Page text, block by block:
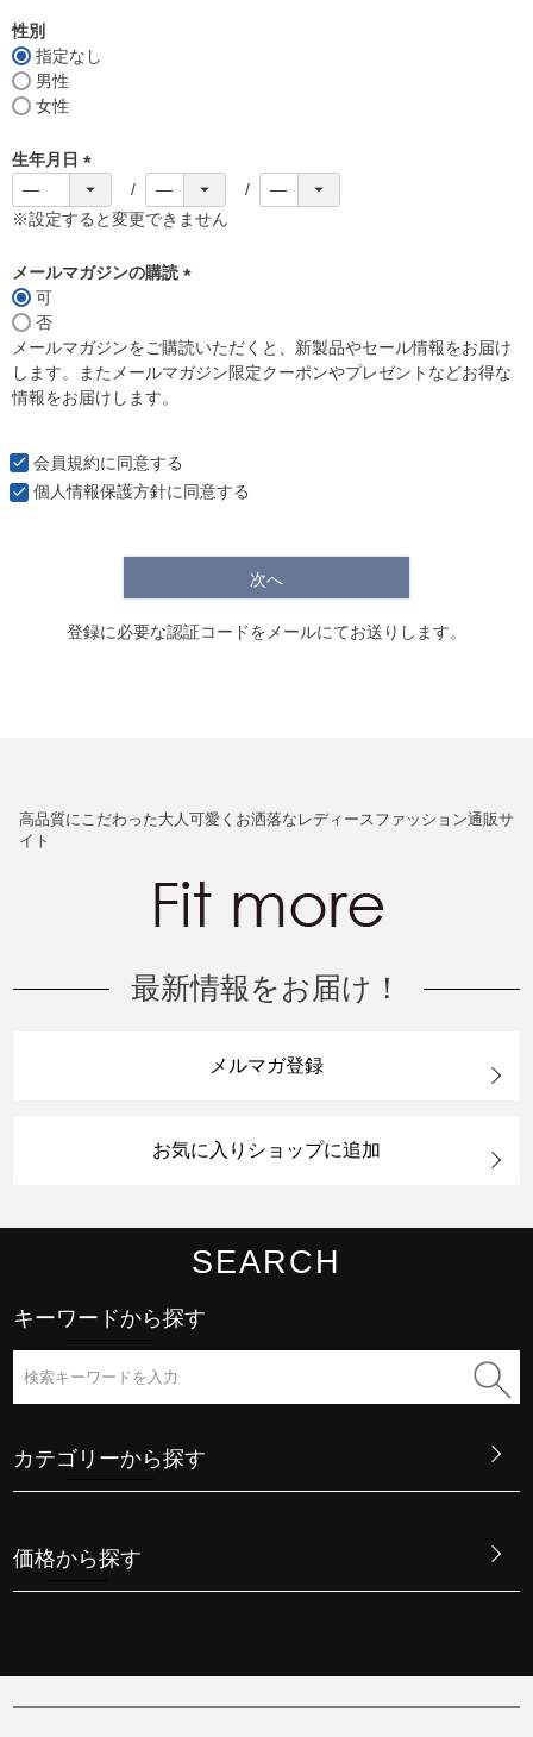
性別
指定なし
男性
女性
生年月日
(
必
)
※設定すると変更できません
メールマガジンの購読
須
)
可
否
メールマガジンをご購読いただくと、新製品やセール情報をお届け
します。またメールマガジン限定クーポンやプレゼントなどお得な
情報をお届けします。
会員規約に同意する
個人情報保護方針に同意する
次へ
登録に必要な認証コードをメールにてお送りします。
高品質にこだわった大人可愛くお洒落なレディースファッション通販サ
イト
最新情報をお届け！
メルマガ登録
お気に入りショップに追加
SEARCH
キーワードから探す
カテゴリーから探す
価格から探す